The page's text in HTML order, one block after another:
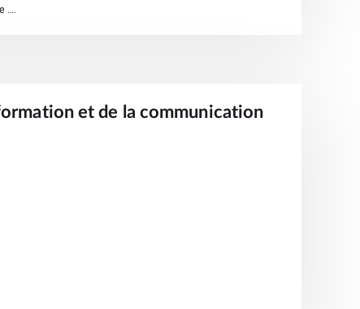
….
et de la communication